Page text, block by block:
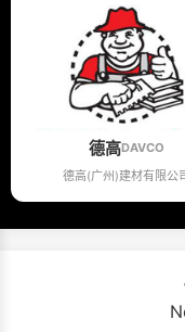
德高DAVCO
德高(广州)建材有限公